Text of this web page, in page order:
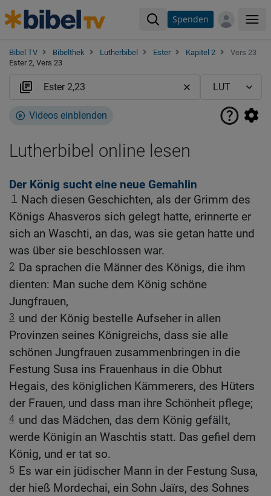
Spenden
Bibel TV Bibelthek Lutherbibel Ester Kapitel 2
Vers 23
Ester 2, Vers 23
Videos einblenden
Lutherbibel online lesen
Der König sucht eine neue Gemahlin
1
Nach diesen Geschichten, als der Grimm des
Königs Ahasveros sich gelegt hatte, erinnerte er
sich an Waschti, an das, was sie getan hatte und
was über sie beschlossen war.
2 Da sprachen die Männer des Königs, die ihm
dienten: Man suche dem König schöne
Jungfrauen,
3 und der König bestelle Aufseher in allen
Provinzen seines Königreichs, dass sie alle
schönen Jungfrauen zusammenbringen in die
Festung Susa ins Frauenhaus in die Obhut
Hegais, des königlichen Kämmerers, des Hüters
der Frauen, und dass man ihre Schönheit pflege;
4 und das Mädchen, das dem König gefällt,
werde Königin an Waschtis statt. Das gefiel dem
König, und er tat so.
5 Es war ein jüdischer Mann in der Festung Susa,
der hieß Mordechai, ein Sohn Jaïrs, des Sohnes